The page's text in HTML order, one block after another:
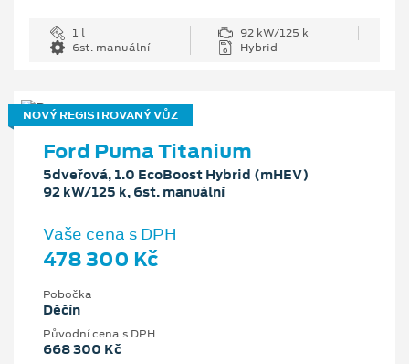
1 l
92 kW/125 k
6st. manuální
Hybrid
NOVÝ REGISTROVANÝ VŮZ
Ford Puma Titanium
5dveřová, 1.0 EcoBoost Hybrid (mHEV)
92 kW/125 k, 6st. manuální
Vaše cena s DPH
478 300 Kč
Pobočka
Děčín
Původní cena s DPH
668 300 Kč